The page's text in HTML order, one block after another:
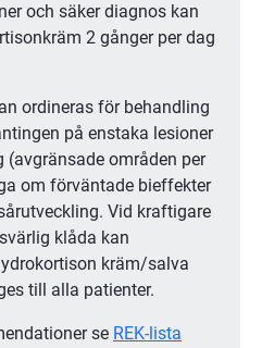
och säker diagnos kan
2 gånger per dag
ordineras för behandling
på enstaka lesioner
områden per
om förväntade bieffekter
Vid kraftigare
klåda kan
kräm/salva
till alla patienter.
se REK-lista